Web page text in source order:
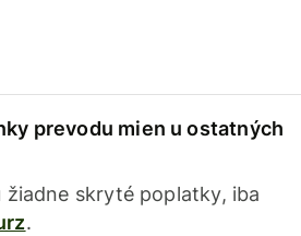
prevodu mien u ostatných
žiadne skryté poplatky, iba
.